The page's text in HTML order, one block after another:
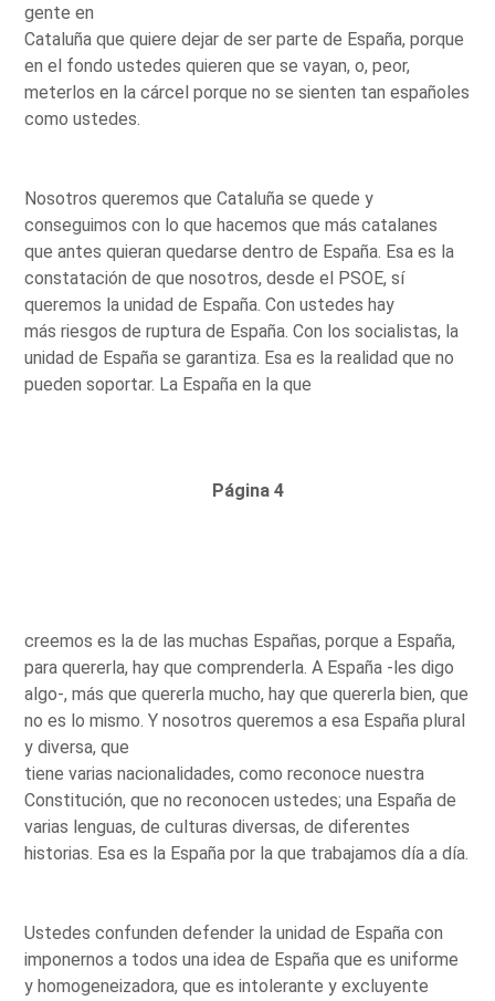
gente en
Cataluña que quiere dejar de ser parte de España, porque
en el fondo ustedes quieren que se vayan, o, peor,
meterlos en la cárcel porque no se sienten tan españoles
como ustedes.
Nosotros queremos que Cataluña se quede y
conseguimos con lo que hacemos que más catalanes
que antes quieran quedarse dentro de España. Esa es la
constatación de que nosotros, desde el PSOE, sí
queremos la unidad de España. Con ustedes hay
más riesgos de ruptura de España. Con los socialistas, la
unidad de España se garantiza. Esa es la realidad que no
pueden soportar. La España en la que
Página 4
creemos es la de las muchas Españas, porque a España,
para quererla, hay que comprenderla. A España -les digo
algo-, más que quererla mucho, hay que quererla bien, que
no es lo mismo. Y nosotros queremos a esa España plural
y diversa, que
tiene varias nacionalidades, como reconoce nuestra
Constitución, que no reconocen ustedes; una España de
varias lenguas, de culturas diversas, de diferentes
historias. Esa es la España por la que trabajamos día a día.
Ustedes confunden defender la unidad de España con
imponernos a todos una idea de España que es uniforme
y homogeneizadora, que es intolerante y excluyente